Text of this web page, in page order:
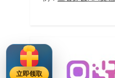
立即领取